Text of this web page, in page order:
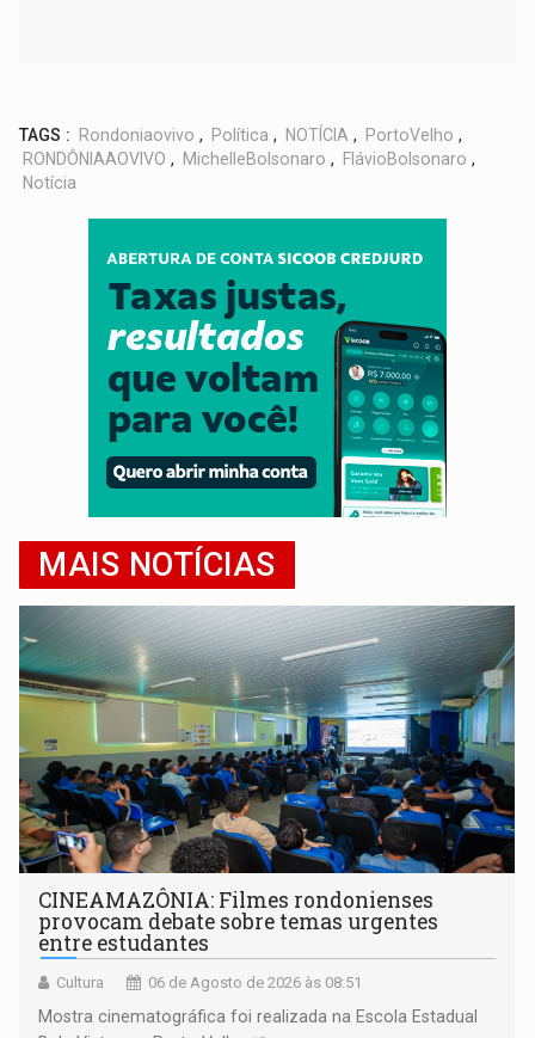
TAGS : Rondoniaovivo , Política , NOTÍCIA , PortoVelho ,
RONDÔNIAAOVIVO , MichelleBolsonaro , FlávioBolsonaro ,
Notícia
MAIS NOTÍCIAS
CINEAMAZÔNIA: Filmes rondonienses
provocam debate sobre temas urgentes
entre estudantes
Cultura 06 de Agosto de 2026 às 08:51
Mostra cinematográfica foi realizada na Escola Estadual